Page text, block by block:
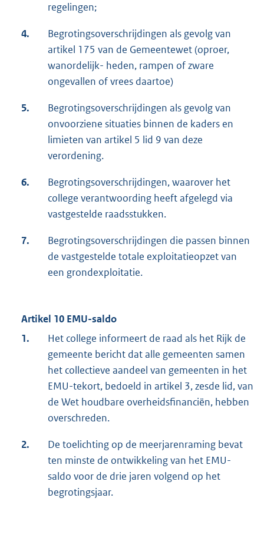
regelingen;
4.
Begrotingsoverschrijdingen als gevolg van
artikel 175 van de Gemeentewet (oproer,
wanordelijk- heden, rampen of zware
ongevallen of vrees daartoe)
5.
Begrotingsoverschrijdingen als gevolg van
onvoorziene situaties binnen de kaders en
limieten van artikel 5 lid 9 van deze
verordening.
6.
Begrotingsoverschrijdingen, waarover het
college verantwoording heeft afgelegd via
vastgestelde raadsstukken.
7.
Begrotingsoverschrijdingen die passen binnen
de vastgestelde totale exploitatieopzet van
een grondexploitatie.
Artikel 10 EMU-saldo
1.
Het college informeert de raad als het Rijk de
gemeente bericht dat alle gemeenten samen
het collectieve aandeel van gemeenten in het
EMU-tekort, bedoeld in artikel 3, zesde lid, van
de Wet houdbare overheidsfinanciën, hebben
overschreden.
2.
De toelichting op de meerjarenraming bevat
ten minste de ontwikkeling van het EMU-
saldo voor de drie jaren volgend op het
begrotingsjaar.